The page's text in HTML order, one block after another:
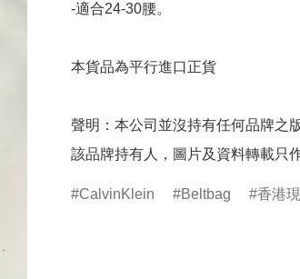
-適合24-30腰。
本貨品為平行進口正貨
聲明：本公司並沒持有任何品牌之
該品牌持有人，圖片及資料轉載只
CalvinKlein Beltbag 香港